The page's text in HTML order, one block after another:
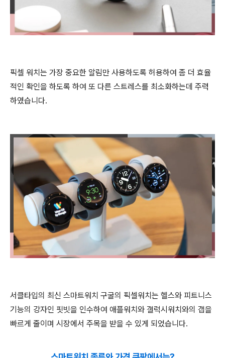
픽셀 워치는 가장 중요한 알림만 사용하도록 허용하여 좀 더 효율
적인 확인을 하도록 하여 또 다른 스트레스를 최소화하는데 주력
하였습니다.
서클타입의 최신 스마트워치 구굴의 픽셀워치는 헬스와 피트니스
기능의 강자인 핏빗을 인수하여 애플워치와 갤럭시워치와의 갭을
빠르게 줄이며 시장에서 주목을 받을 수 있게 되었습니다.